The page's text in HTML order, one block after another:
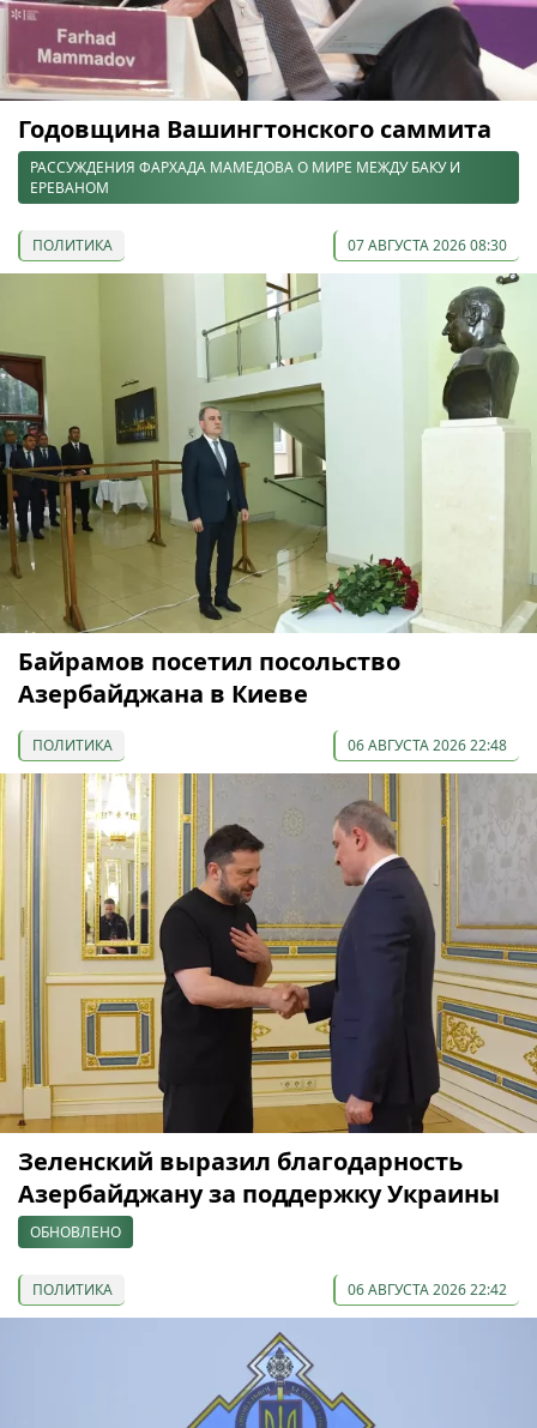
Годовщина Вашингтонского саммита
РАССУЖДЕНИЯ ФАРХАДА МАМЕДОВА О МИРЕ МЕЖДУ БАКУ И
ЕРЕВАНОМ
ПОЛИТИКА 07 АВГУСТА 2026 08:30
Байрамов посетил посольство
Азербайджана в Киеве
ПОЛИТИКА 06 АВГУСТА 2026 22:48
Зеленский выразил благодарность
Азербайджану за поддержку Украины
ОБНОВЛЕНО
ПОЛИТИКА 06 АВГУСТА 2026 22:42